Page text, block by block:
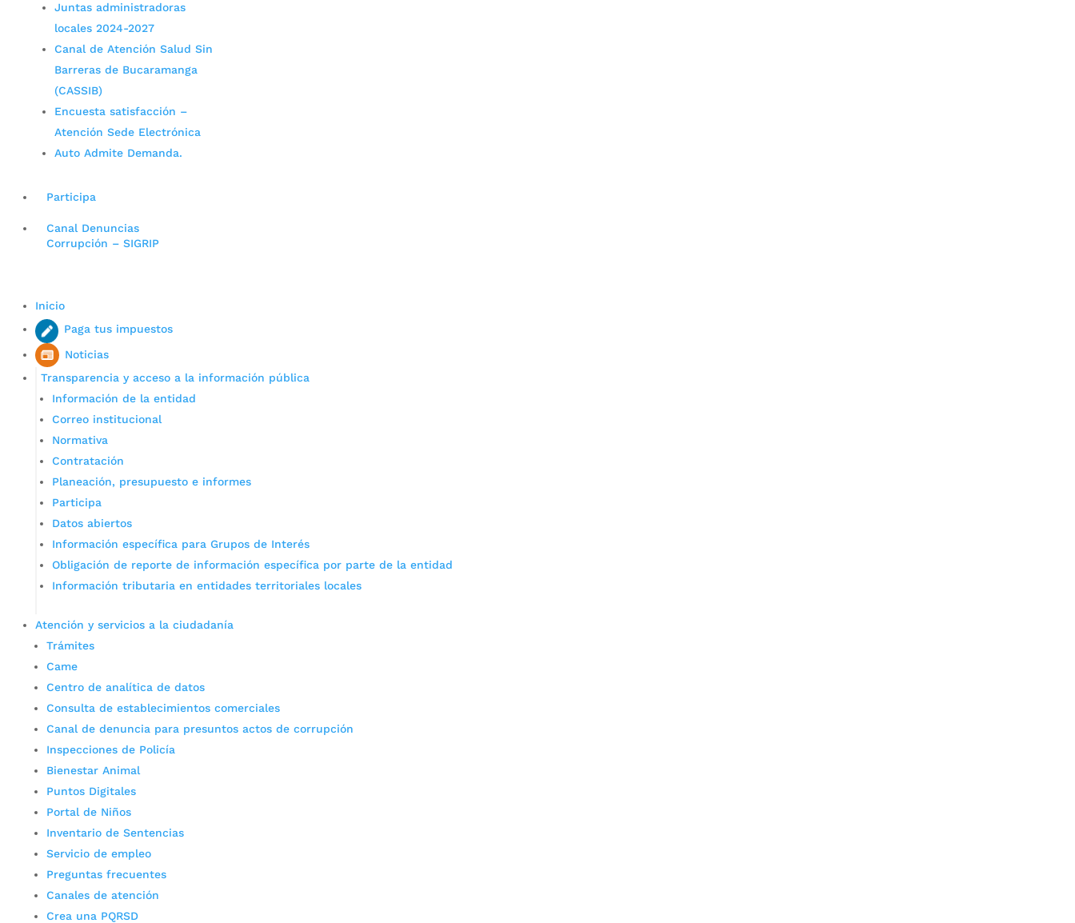
Juntas administradoras
locales 2024-2027
Canal de Atención Salud Sin
Barreras de Bucaramanga
(CASSIB)
Encuesta satisfacción –
Atención Sede Electrónica
Auto Admite Demanda.
Participa
Canal Denuncias
Corrupción – SIGRIP
Inicio
Paga tus impuestos
Noticias
Transparencia y acceso a la información pública
Información de la entidad
Correo institucional
Normativa
Contratación
Planeación, presupuesto e informes
Participa
Datos abiertos
Información específica para Grupos de Interés
Obligación de reporte de información específica por parte de la entidad
Información tributaria en entidades territoriales locales
Atención y servicios a la ciudadanía
Trámites
Came
Centro de analítica de datos
Consulta de establecimientos comerciales
Canal de denuncia para presuntos actos de corrupción
Inspecciones de Policía
Bienestar Animal
Puntos Digitales
Portal de Niños
Inventario de Sentencias
Servicio de empleo
Preguntas frecuentes
Canales de atención
Crea una PQRSD